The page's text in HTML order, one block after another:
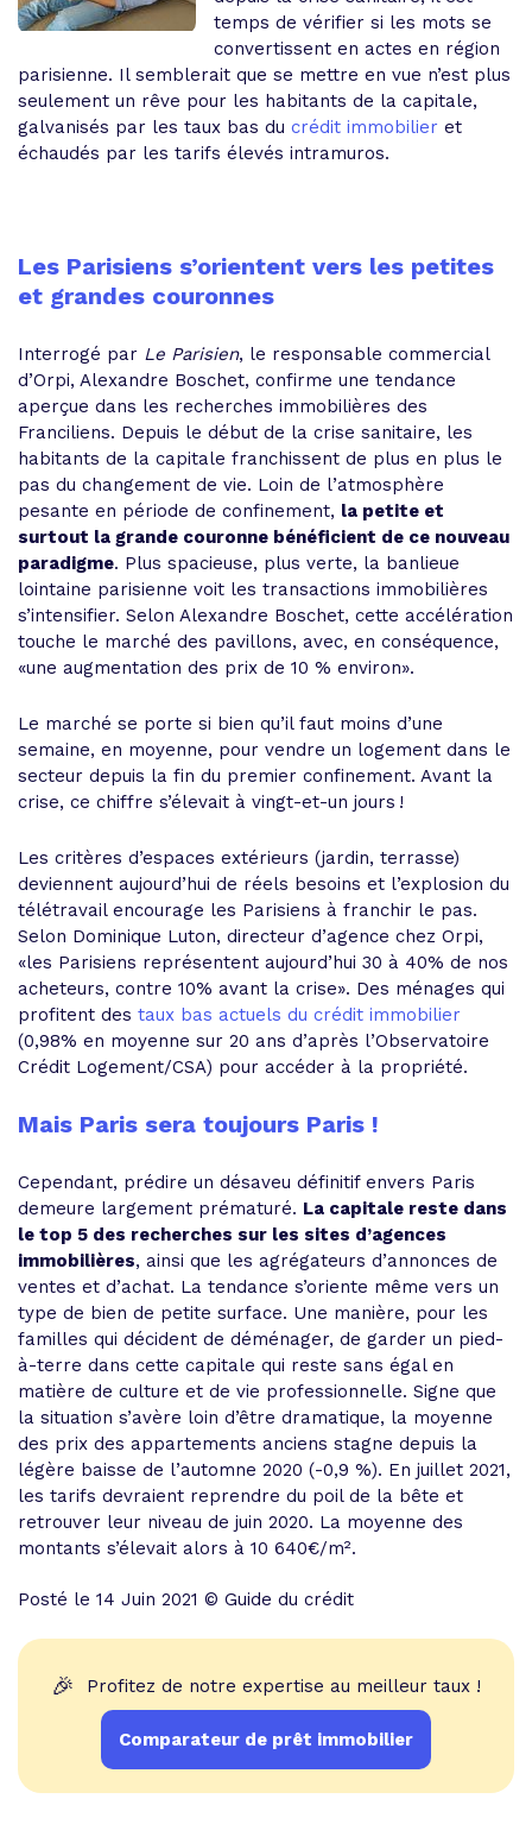
temps de vérifier si les mots se
convertissent en actes en région
parisienne. Il semblerait que se mettre en vue n’est plus
seulement un rêve pour les habitants de la capitale,
galvanisés par les taux bas du crédit immobilier et
échaudés par les tarifs élevés intramuros.
Les Parisiens s’orientent vers les petites
et grandes couronnes
Interrogé par Le Parisien, le responsable commercial
d’Orpi, Alexandre Boschet, confirme une tendance
aperçue dans les recherches immobilières des
Franciliens. Depuis le début de la crise sanitaire, les
habitants de la capitale franchissent de plus en plus le
pas du changement de vie. Loin de l’atmosphère
pesante en période de confinement, la petite et
surtout la grande couronne bénéficient de ce nouveau
paradigme. Plus spacieuse, plus verte, la banlieue
lointaine parisienne voit les transactions immobilières
s’intensifier. Selon Alexandre Boschet, cette accélération
touche le marché des pavillons, avec, en conséquence,
«une augmentation des prix de 10 % environ».
Le marché se porte si bien qu’il faut moins d’une
semaine, en moyenne, pour vendre un logement dans le
secteur depuis la fin du premier confinement. Avant la
crise, ce chiffre s’élevait à vingt-et-un jours !
Les critères d’espaces extérieurs (jardin, terrasse)
deviennent aujourd’hui de réels besoins et l’explosion du
télétravail encourage les Parisiens à franchir le pas.
Selon Dominique Luton, directeur d’agence chez Orpi,
«les Parisiens représentent aujourd’hui 30 à 40% de nos
acheteurs, contre 10% avant la crise». Des ménages qui
profitent des taux bas actuels du crédit immobilier
(0,98% en moyenne sur 20 ans d’après l’Observatoire
Crédit Logement/CSA) pour accéder à la propriété.
Mais Paris sera toujours Paris !
Cependant, prédire un désaveu définitif envers Paris
demeure largement prématuré. La capitale reste dans
le top 5 des recherches sur les sites d’agences
immobilières, ainsi que les agrégateurs d’annonces de
ventes et d’achat. La tendance s’oriente même vers un
type de bien de petite surface. Une manière, pour les
familles qui décident de déménager, de garder un pied-
à-terre dans cette capitale qui reste sans égal en
matière de culture et de vie professionnelle. Signe que
la situation s’avère loin d’être dramatique, la moyenne
des prix des appartements anciens stagne depuis la
légère baisse de l’automne 2020 (-0,9 %). En juillet 2021,
les tarifs devraient reprendre du poil de la bête et
retrouver leur niveau de juin 2020. La moyenne des
montants s’élevait alors à 10 640€/m².
Posté le 14 Juin 2021 © Guide du crédit
🎉 Profitez de notre expertise au meilleur taux !
Comparateur de prêt immobilier